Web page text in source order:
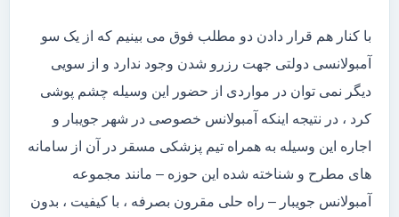
با کنار هم قرار دادن دو مطلب فوق می بینیم که از یک سو
آمبولانسی دولتی جهت رزرو شدن وجود ندارد و از سویی
دیگر نمی توان در مواردی از حضور این وسیله چشم پوشی
کرد ، در نتیجه اینکه آمبولانس خصوصی در شهر جویبار و
اجاره این وسیله به همراه تیم پزشکی مسقر در آن از سامانه
های مطرح و شناخته شده این حوزه – مانند مجموعه
آمبولانس جویبار – راه حلی مقرون بصرفه ، با کیفیت ، بدون